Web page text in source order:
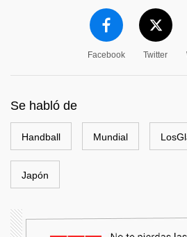
Facebook Twitter
Se habló de
Handball Mundial
Japón